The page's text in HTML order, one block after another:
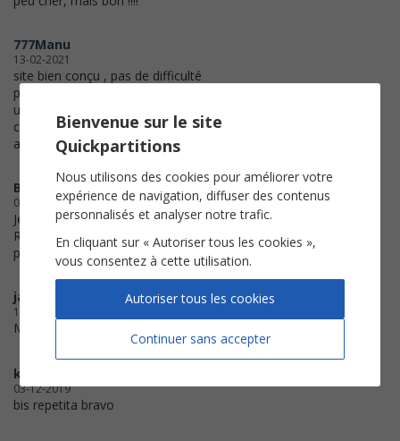
777Manu
13-02-2021
site bien conçu , pas de difficulté
pour imprimer la partition . à noter ,
une page d'essai pour vérifier la
compatibilité de l'impression très
appréciable
Bugari
02-11-2020
Je suis très satisfait!
Résolution instantanée de mon
problème.
jackyben
18-04-2020
Merci beaucoup
kiki
03-12-2019
bis repetita bravo
Bienvenue sur le site
Quickpartitions
Nous utilisons des cookies pour améliorer votre
expérience de navigation, diffuser des contenus
personnalisés et analyser notre trafic.
En cliquant sur « Autoriser tous les cookies »,
vous consentez à cette utilisation.
Continuer sans accepter
Autoriser tous les cookies